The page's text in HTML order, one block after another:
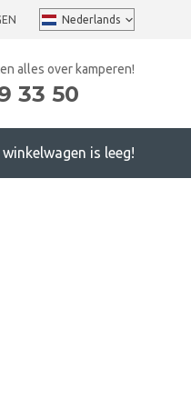
alles over kamperen!
33 50
winkelwagen is leeg!